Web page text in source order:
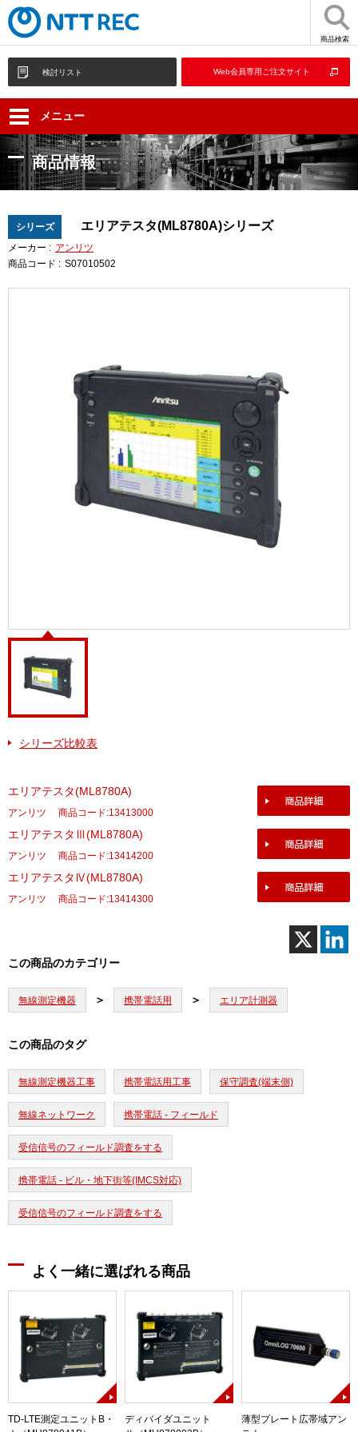
商品検索
検討リスト Web会員専用ご注文サイト
メニュー
商品情報
シリーズ エリアテスタ(ML8780A)シリーズ
メーカー : アンリツ
商品コード : S07010502
シリーズ比較表
エリアテスタ(ML8780A)
アンリツ 商品コード:13413000
エリアテスタⅢ(ML8780A)
アンリツ 商品コード:13414200
エリアテスタⅣ(ML8780A)
アンリツ 商品コード:13414300
この商品のカテゴリー
無線測定機器 携帯電話用 エリア計測器
この商品のタグ
無線測定機器工事 携帯電話用工事 保守調査(端末側)
無線ネットワーク 携帯電話 - フィールド
受信信号のフィールド調査をする
携帯電話 - ビル・地下街等(IMCS対応)
受信信号のフィールド調査をする
よく一緒に選ばれる商品
TD-LTE測定ユニットB・
ディバイダユニット
薄型プレート広帯域アン